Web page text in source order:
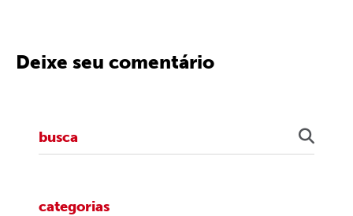
Deixe seu comentário
categorias